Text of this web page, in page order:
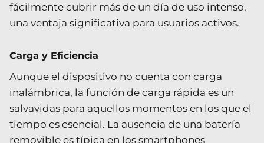
fácilmente cubrir más de un día de uso intenso,
una ventaja significativa para usuarios activos.
Carga y Eficiencia
Aunque el dispositivo no cuenta con carga
inalámbrica, la función de carga rápida es un
salvavidas para aquellos momentos en los que el
tiempo es esencial. La ausencia de una batería
removible es típica en los smartphones